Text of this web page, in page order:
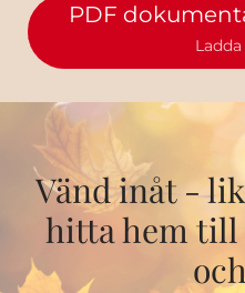
PDF
Vänd inåt -
hitta hem till